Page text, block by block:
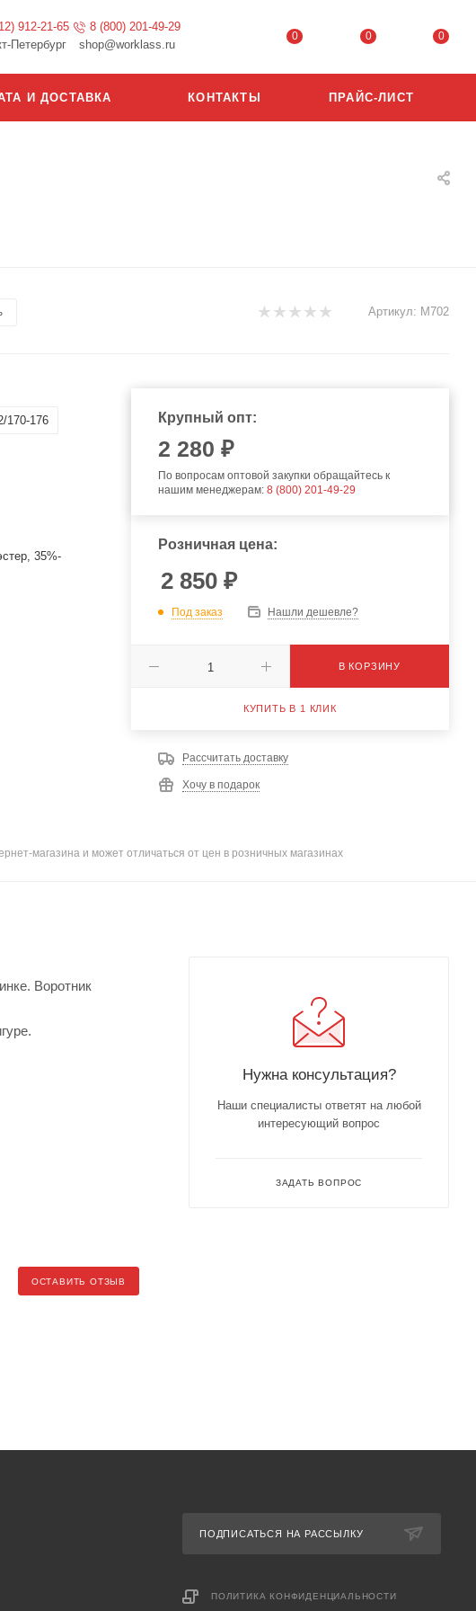
912-21-65
Петербург
8 (800) 201-49-29
shop@worklass.ru
0 0 0
И ДОСТАВКА КОНТАКТЫ ПРАЙС-ЛИСТ
Артикул: М702
170-176
35%-
Крупный опт:
2 280 ₽
По вопросам оптовой закупки обращайтесь к
нашим менеджерам: 8 (800) 201-49-29
Розничная цена:
2 850₽
Под заказ Нашли дешевле?
В КОРЗИНУ
КУПИТЬ В 1 КЛИК
Рассчитать доставку
Хочу в подарок
магазина и может отличаться от цен в розничных магазинах
Воротник
ОСТАВИТЬ ОТЗЫВ
Нужна консультация?
Наши специалисты ответят на любой
интересующий вопрос
ЗАДАТЬ ВОПРОС
ПОДПИСАТЬСЯ НА РАССЫЛКУ
ПОЛИТИКА КОНФИДЕНЦИАЛЬНОСТИ